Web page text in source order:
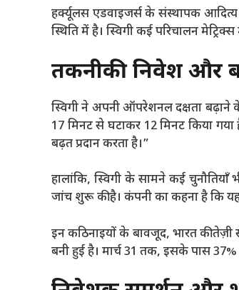
हर्क्यूलस एडवाइजर्स के संस्थापक आदित्य
स्थिति में है। स्विगी कई परिचालन
तकनीकी निवेश और
स्विगी ने अपनी ऑपरेशनल दक्षता बढ़ाने
17 मिनट से घटाकर 12 मिनट किया
बढ़त प्रदान करता है।”
हालांकि, स्विगी के सामने कई चुनौतियाँ
जांच शुरू की है। कंपनी का कहना है कि
इन कठिनाइयों के बावजूद, भारत की
बनी हुई है। मार्च 31 तक, इसके पास